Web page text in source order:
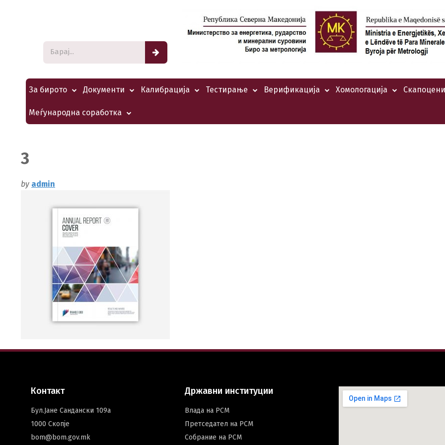
За бирото Документи Калибрација Тестирање Верификација Хомологација
Меѓународна соработка
3
by admin
Контакт
Бул.Јане Сандански 109а
1000 Скопје
bom@bom.gov.mk
Државни институции
Влада на РСМ
Претседател на РСМ
Собрание на РСМ